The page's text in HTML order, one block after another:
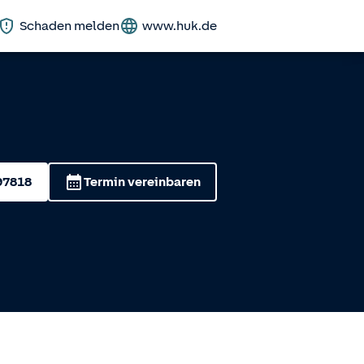
Schaden melden www.huk.de
Termin vereinbaren